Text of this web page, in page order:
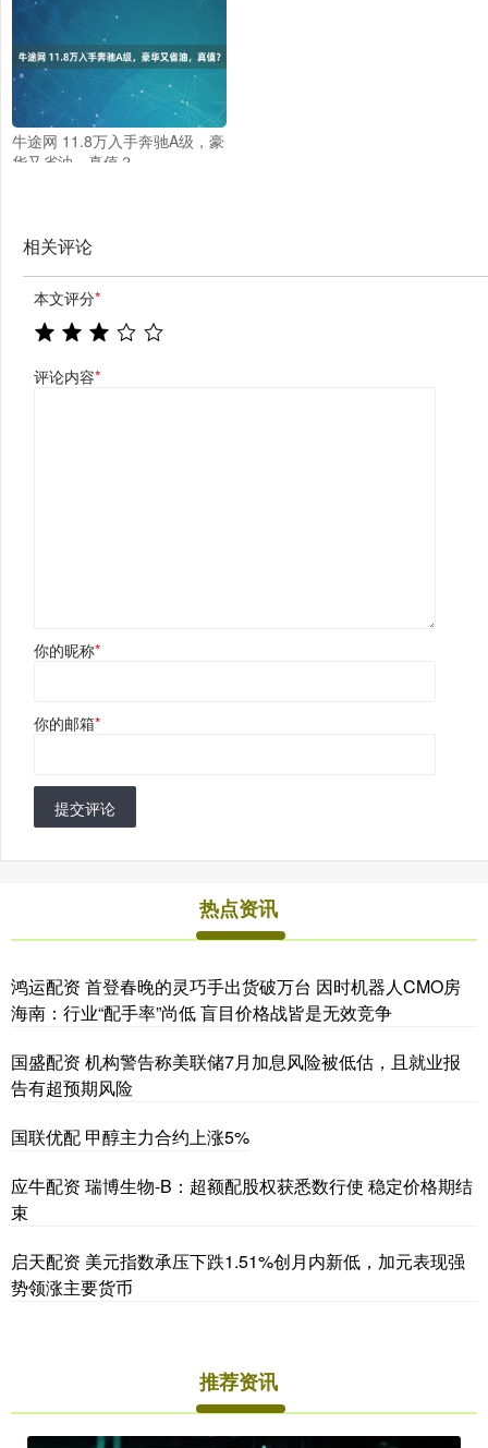
牛途网 11.8万入手奔驰A级，豪
华又省油，真值？
相关评论
本文评分*
评论内容*
你的昵称*
你的邮箱*
提交评论
热点资讯
鸿运配资 首登春晚的灵巧手出货破万台 因时机器人CMO房
海南：行业“配手率”尚低 盲目价格战皆是无效竞争
国盛配资 机构警告称美联储7月加息风险被低估，且就业报
告有超预期风险
国联优配 甲醇主力合约上涨5%
应牛配资 瑞博生物-B：超额配股权获悉数行使 稳定价格期结
束
启天配资 美元指数承压下跌1.51%创月内新低，加元表现强
势领涨主要货币
推荐资讯